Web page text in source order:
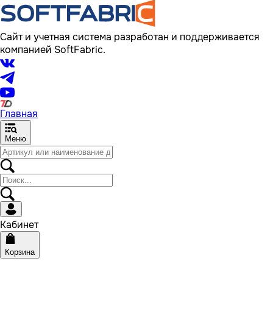
Сайт и учетная система разработан и поддерживается
компанией SoftFabric.
Главная
Меню
Кабинет
Корзина